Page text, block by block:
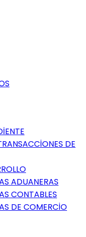
DE
ADUANERAS
CONTABLES
DE COMERCİO